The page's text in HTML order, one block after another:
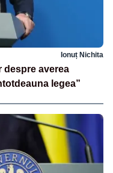
Ionuț Nichita
despre averea
legea”